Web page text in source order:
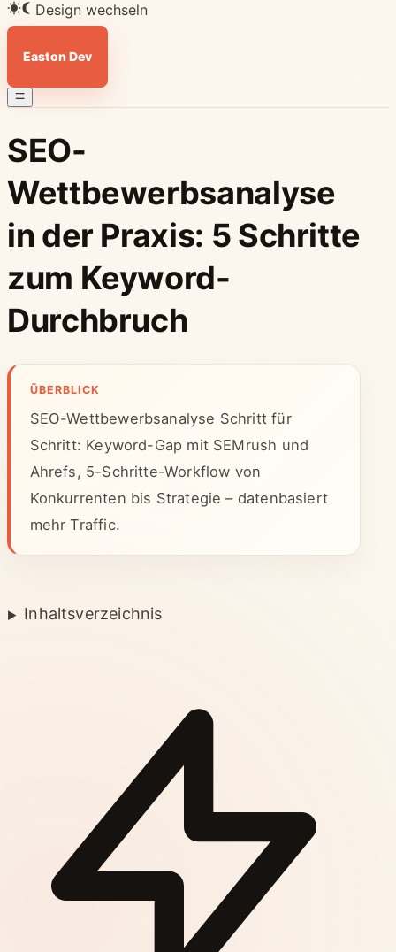
Design wechseln
Easton Dev
SEO-
Wettbewerbsanalyse
in der Praxis: 5 Schritte
zum Keyword-
Durchbruch
ÜBERBLICK
SEO-Wettbewerbsanalyse Schritt für
Schritt: Keyword-Gap mit SEMrush und
Ahrefs, 5-Schritte-Workflow von
Konkurrenten bis Strategie – datenbasiert
mehr Traffic.
Inhaltsverzeichnis